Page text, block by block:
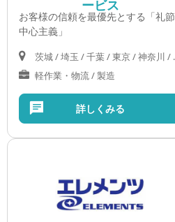
ービス
お客様の信頼を最優先とする「礼節
中心主義」
茨城 / 埼玉 / 千葉 / 東京 / 神奈川 / 岐阜 / 静岡 / 愛知 / 三重 / 滋賀 / 京都 / 大阪 / 兵庫 / 奈良 / 和歌山 / 岡山 / 広島 / 山口
軽作業・物流 / 製造
詳しくみる